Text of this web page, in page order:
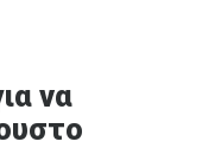
να